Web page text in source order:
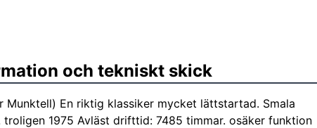
och tekniskt skick
Munktell) En riktig klassiker mycket lättstartad. Smala
troligen 1975 Avläst drifttid: 7485 timmar. osäker funktion